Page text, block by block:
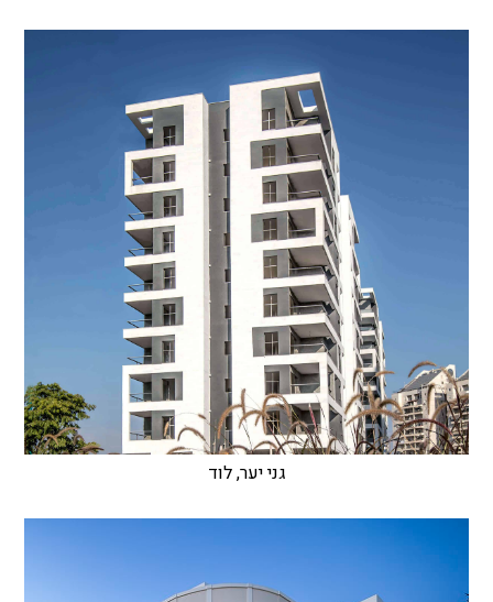
גני יער, לוד